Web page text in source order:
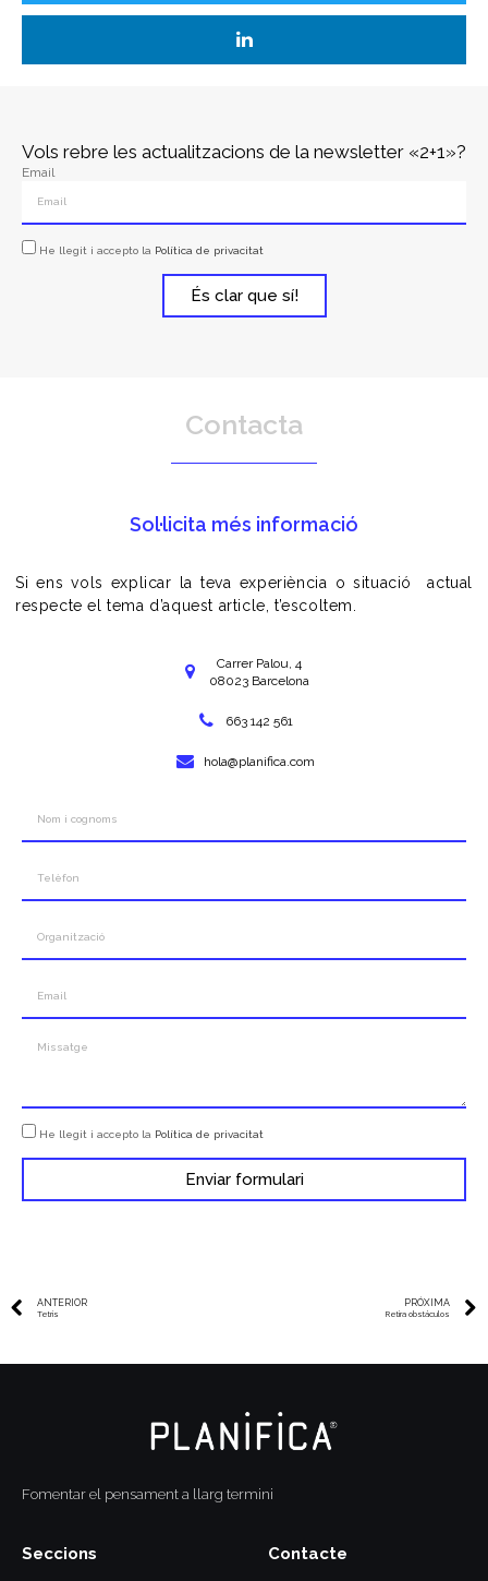
Vols rebre les actualitzacions de la newsletter «2+1»?
Email
He llegit i accepto la Política de privacitat
És clar que sí!
Contacta
Sol·licita més informació
Si ens vols explicar la teva experiència o situació actual
respecte el tema d’aquest article, t’escoltem.
Carrer Palou, 4
08023 Barcelona
663 142 561
hola@planifica.com
He llegit i accepto la Política de privacitat
Enviar formulari
ANTERIOR
Tetris
PRÓXIMA
Retira obstáculos
Fomentar el pensament a llarg termini
Seccions Contacte